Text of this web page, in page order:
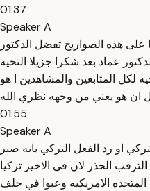
01:37
Speaker A
هذه الصواريخ تفضل الدكتور
عماد بعد شكرا جزيلا التحيه
لكل المتابعين والمشاهدين ا هو
ان هو يعني من وجهه نظري الله
01:55
Speaker A
او رد الفعل التركي بانه صبر
الحذر لان في الاخير تركيا
المتحده الامريكيه وعبوا في حلف